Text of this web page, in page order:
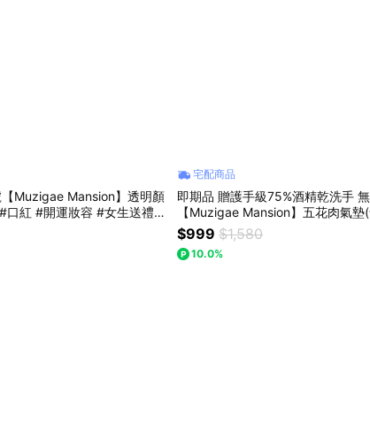
Muzigae Mansion】透明顏
口紅 #開運妝容 #女生送禮 #
宅配商品
即期品 贈護手級75%酒精乾洗手
【Muzigae Mansion】五花肉氣墊
+千金腮紅 1+1自選組 #五花肉氣墊
命腮紅 #開運妝容 #女生送禮 #生日
$999 $1,580
10.0%